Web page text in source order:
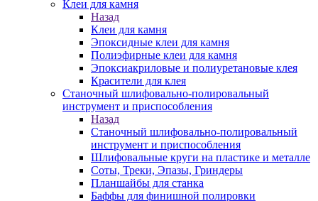
Клеи для камня
Назад
Клеи для камня
Эпоксидные клеи для камня
Полиэфирные клеи для камня
Эпоксиакриловые и полиуретановые клея
Красители для клея
Станочный шлифовально-полировальный
инструмент и приспособления
Назад
Станочный шлифовально-полировальный
инструмент и приспособления
Шлифовальные круги на пластике и металле
Соты, Треки, Эпазы, Гриндеры
Планшайбы для станка
Баффы для финишной полировки